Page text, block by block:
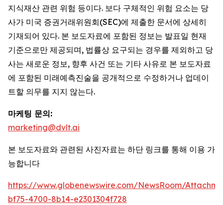
지식재산 관련 위험 등이다. 보다 구체적인 위험 요소는 당
사가 미국 증권거래위원회(SEC)에 제출한 문서에 상세히
기재되어 있다. 본 보도자료에 포함된 정보는 발표일 현재
기준으로만 제공되며, 법률상 요구되는 경우를 제외하고 당
사는 새로운 정보, 향후 사건 또는 기타 사유로 본 보도자료
에 포함된 미래예측진술을 공개적으로 수정하거나 업데이
트할 의무를 지지 않는다.
마케팅 문의:
marketing@dvlt.ai
본 보도자료와 관련된 사진자료는 하단 링크를 통해 이용 가
능합니다
https://www.globenewswire.com/NewsRoom/
bf75-4700-8b14-e2301304f728